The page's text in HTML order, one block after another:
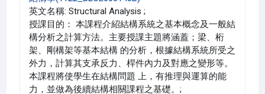
英文名稱: Structural Analysis ;
授課目的： 本課程介紹結構系統之基本概念及一般結
構分析之計算方法。主要授課主題將涵蓋；梁、桁
架、剛構架等基本結構 的分析，根據結構系統所受之
外力，計算其支承反力、桿件內力及對應之變形等。
本課程將使學生在結構問題 上，有推理與運算的能
力，並做為後續結構相關課程之基礎。;